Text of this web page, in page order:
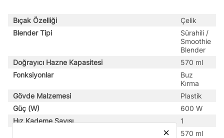
Bıçak Özelliği
Çelik
Blender Tipi
Sürahili /
Smoothie
Blender
Doğrayıcı Hazne Kapasitesi
570 ml
Fonksiyonlar
Buz
Kırma
Gövde Malzemesi
Plastik
Güç (W)
600 W
Hız Kademe Sayısı
1
570 ml
close